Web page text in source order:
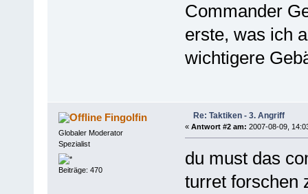
Commander
erste, was ich
wichtigere
Fingolfin
Globaler Moderator
Spezialist
Beiträge: 470
Re: Taktiken - 3. Angriff
« Antwort #2 am: 2007-08-09,
du must das
turret forschen